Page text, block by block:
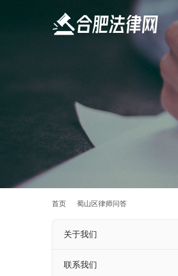
首页 蜀山区律师问答
关于我们
联系我们